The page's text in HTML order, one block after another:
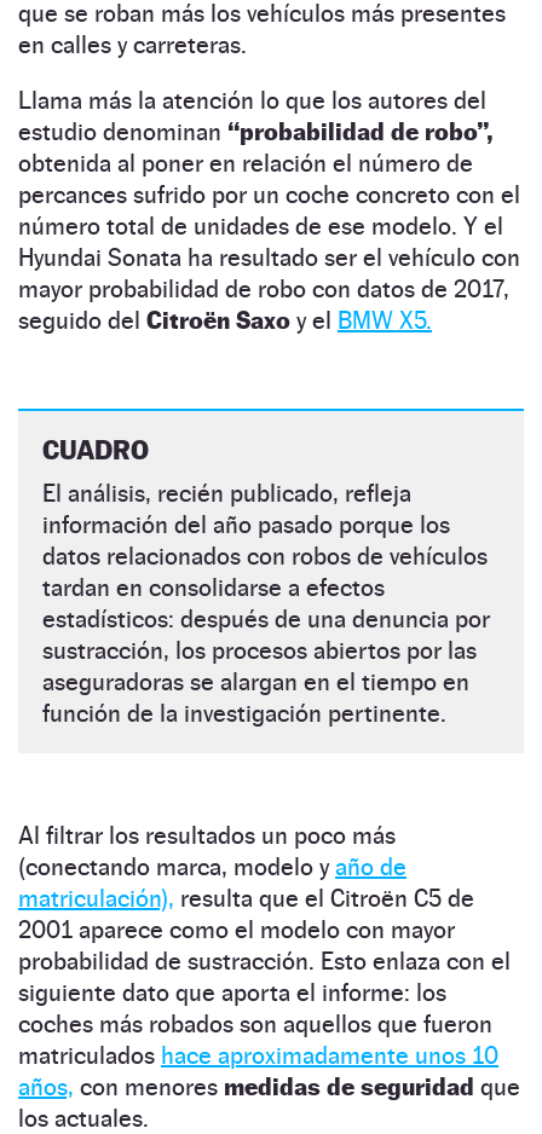
que se roban más los vehículos más presentes
en calles y carreteras.
Llama más la atención lo que los autores del
estudio denominan “probabilidad de robo”,
obtenida al poner en relación el número de
percances sufrido por un coche concreto con el
número total de unidades de ese modelo. Y el
Hyundai Sonata ha resultado ser el vehículo con
mayor probabilidad de robo con datos de 2017,
seguido del Citroën Saxo y el BMW X5.
CUADRO
El análisis, recién publicado, refleja
información del año pasado porque los
datos relacionados con robos de vehículos
tardan en consolidarse a efectos
estadísticos: después de una denuncia por
sustracción, los procesos abiertos por las
aseguradoras se alargan en el tiempo en
función de la investigación pertinente.
Al filtrar los resultados un poco más
(conectando marca, modelo yaño de
matriculación), resulta que el Citroën C5 de
2001 aparece como el modelo con mayor
probabilidad de sustracción. Esto enlaza con el
siguiente dato que aporta el informe: los
coches más robados son aquellos que fueron
matriculados hace aproximadamente unos 10
años, con menores medidas de seguridad que
los actuales.